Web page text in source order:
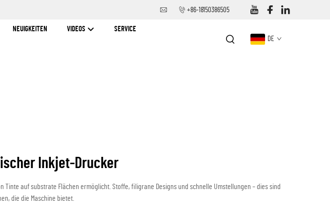
+86-18150386505
NEUIGKEITEN VIDEOS SERVICE
DE
Inkjet-Drucker
auf substrate Flächen ermöglicht. Stoffe, filigrane Designs und schnelle Umstellungen – dies sind
die die Maschine bietet.